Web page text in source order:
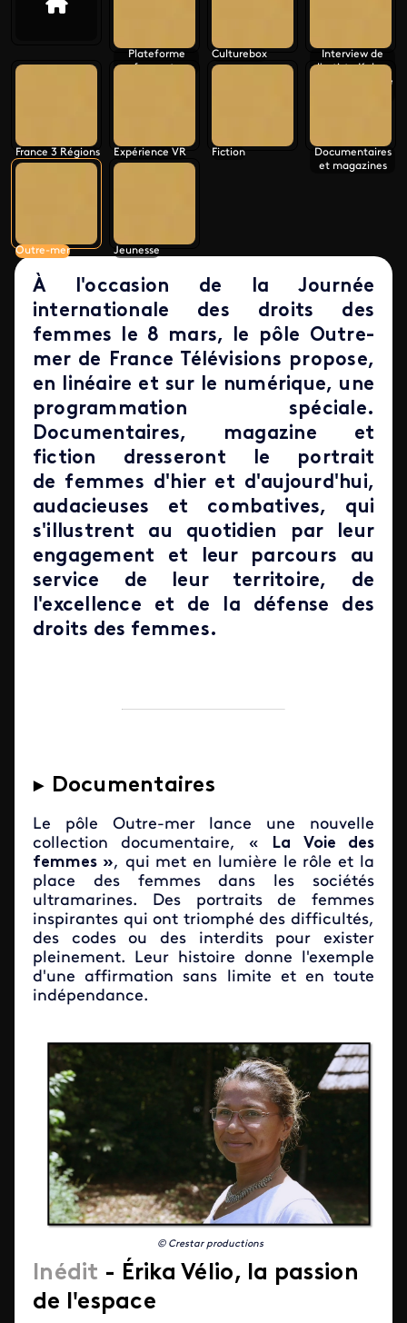
Plateforme
france.tv
Culturebox
Interview de
l'artiste Kubra
Khademi (Inside
France 3 Régions Expérience VR Fiction
Documentaires
et magazines
Outre-mer Jeunesse
À l'occasion de la Journée
internationale des droits des
femmes le 8 mars, le pôle Outre-
mer de France Télévisions propose,
en linéaire et sur le numérique, une
programmation spéciale.
Documentaires, magazine et
fiction dresseront le portrait
de femmes d'hier et d'aujourd'hui,
audacieuses et combatives, qui
s'illustrent au quotidien par leur
engagement et leur parcours au
service de leur territoire, de
l'excellence et de la défense des
droits des femmes.
► Documentaires
Le pôle Outre-mer lance une nouvelle
collection documentaire, « La Voie des
femmes », qui met en lumière le rôle et la
place des femmes dans les sociétés
ultramarines. Des portraits de femmes
inspirantes qui ont triomphé des difficultés,
des codes ou des interdits pour exister
pleinement. Leur histoire donne l'exemple
d'une affirmation sans limite et en toute
indépendance.
© Crestar productions
Inédit - Érika Vélio, la passion
de l'espace